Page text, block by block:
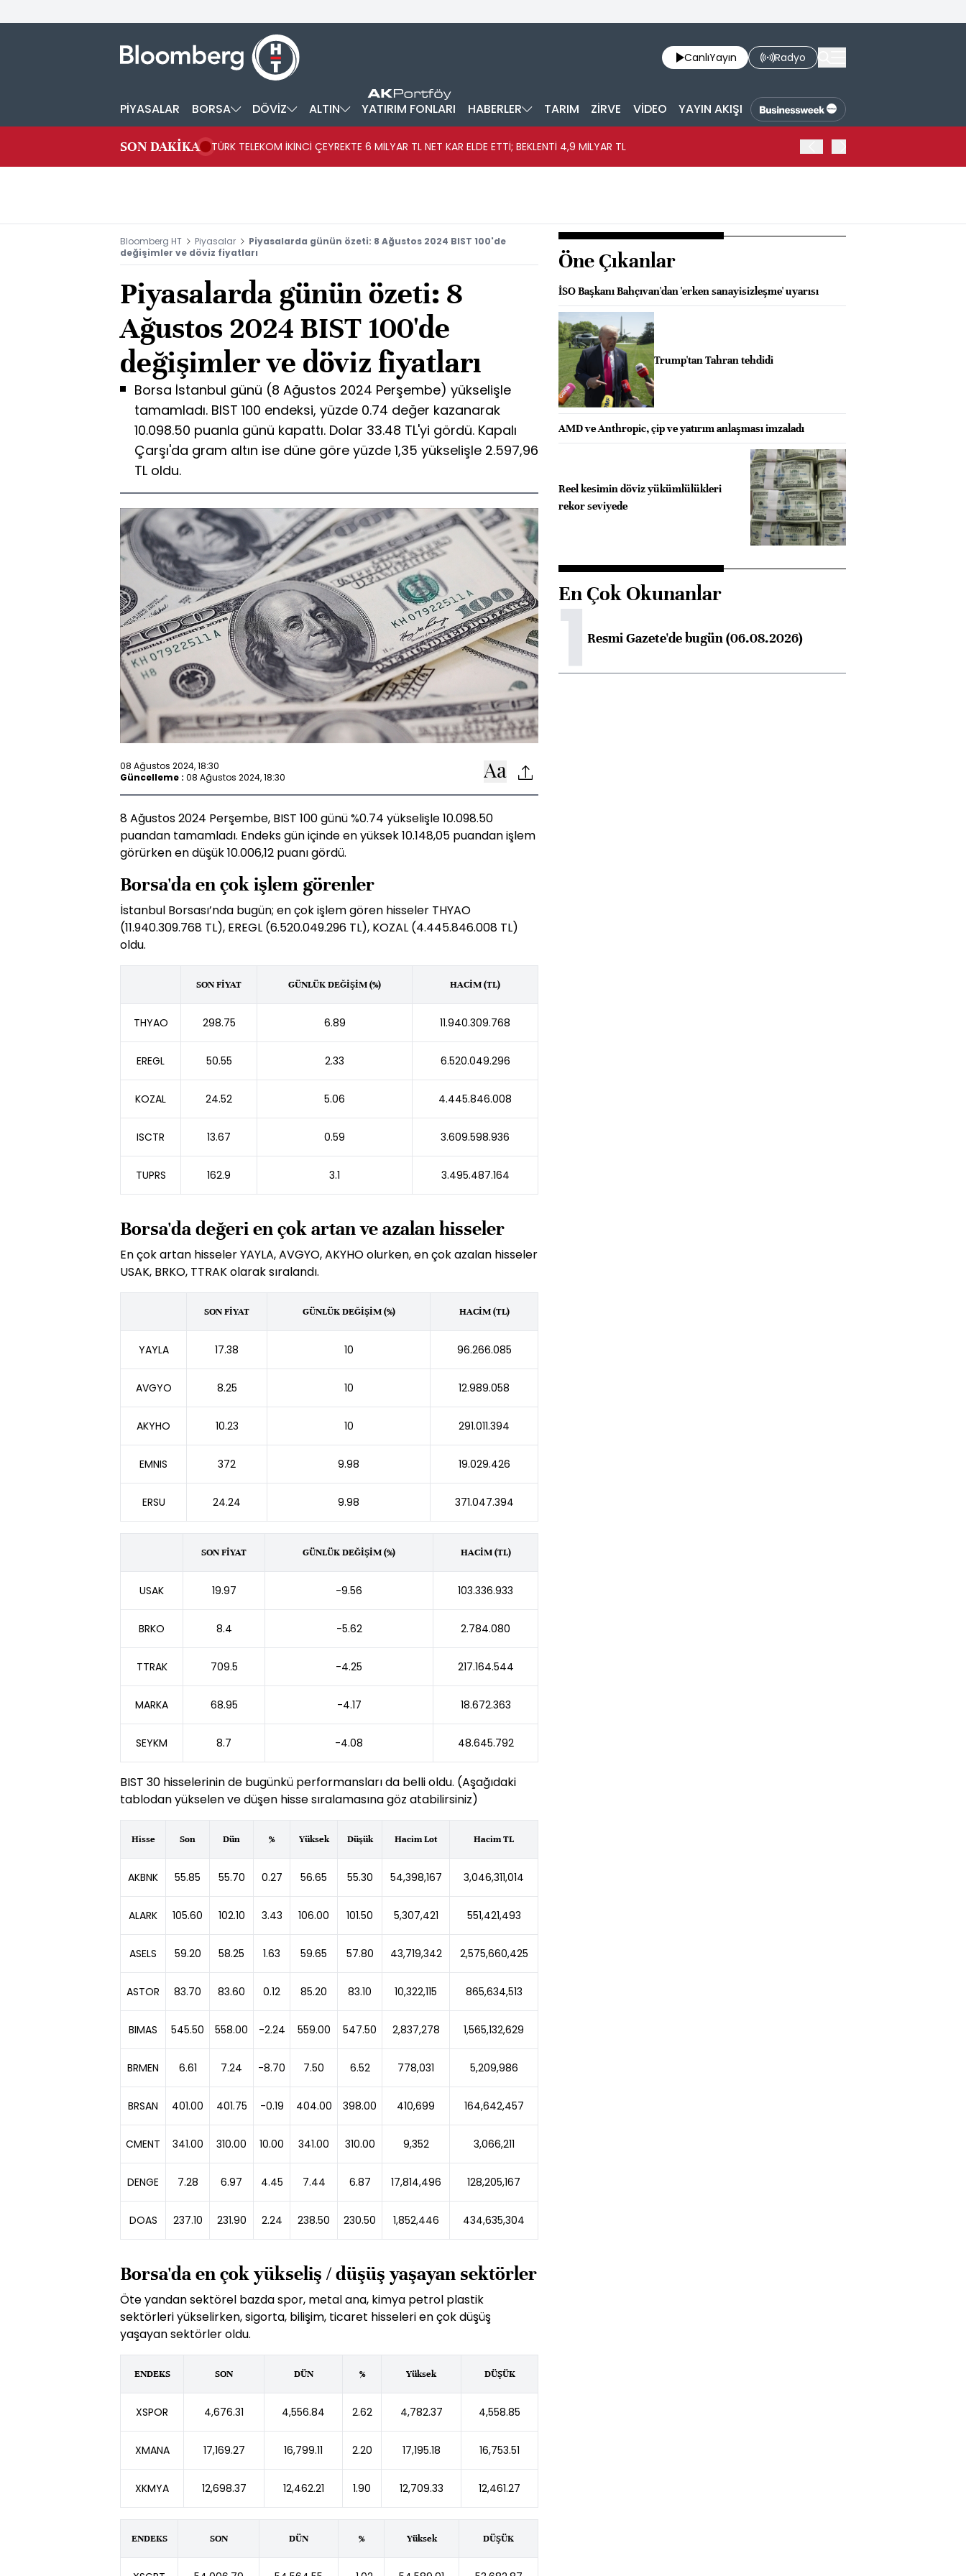
CanlıYayın Radyo
PİYASALAR BORSA DÖVİZ ALTIN YATIRIM FONLARI HABERLER TARIM ZİRVE VİDEO YAYIN AKIŞI
SON DAKİKA TÜRK TELEKOM İKİNCİ ÇEYREKTE 6 MİLYAR TL NET KAR ELDE ETTİ; BEKLENTİ 4,9 MİLYAR TL
Bloomberg HT Piyasalar
Piyasalarda günün özeti: 8 Ağustos 2024 BIST 100'de
değişimler ve döviz fiyatları
Piyasalarda günün özeti: 8
Ağustos 2024 BIST 100'de
değişimler ve döviz fiyatları
Borsa İstanbul günü (8 Ağustos 2024 Perşembe) yükselişle
tamamladı. BIST 100 endeksi, yüzde 0.74 değer kazanarak
10.098.50 puanla günü kapattı. Dolar 33.48 TL'yi gördü. Kapalı
Çarşı'da gram altın ise düne göre yüzde 1,35 yükselişle 2.597,96
TL oldu.
08 Ağustos 2024, 18:30
Güncelleme : 08 Ağustos 2024, 18:30
8 Ağustos 2024 Perşembe, BIST 100 günü %0.74 yükselişle 10.098.50
puandan tamamladı. Endeks gün içinde en yüksek 10.148,05 puandan işlem
görürken en düşük 10.006,12 puanı gördü.
Borsa'da en çok işlem görenler
İstanbul Borsası’nda bugün; en çok işlem gören hisseler THYAO
(11.940.309.768 TL), EREGL (6.520.049.296 TL), KOZAL (4.445.846.008 TL)
oldu.
SON FİYAT GÜNLÜK DEĞİŞİM (%) HACİM (TL)
THYAO 298.75 6.89 11.940.309.768
EREGL 50.55 2.33 6.520.049.296
KOZAL 24.52 5.06 4.445.846.008
ISCTR 13.67 0.59 3.609.598.936
TUPRS 162.9 3.1 3.495.487.164
Borsa'da değeri en çok artan ve azalan hisseler
En çok artan hisseler YAYLA, AVGYO, AKYHO olurken, en çok azalan hisseler
USAK, BRKO, TTRAK olarak sıralandı.
SON FİYAT GÜNLÜK DEĞİŞİM (%) HACİM (TL)
YAYLA 17.38 10 96.266.085
AVGYO 8.25 10 12.989.058
AKYHO 10.23 10 291.011.394
EMNIS 372 9.98 19.029.426
ERSU 24.24 9.98 371.047.394
SON FİYAT GÜNLÜK DEĞİŞİM (%) HACİM (TL)
USAK 19.97 -9.56 103.336.933
BRKO 8.4 -5.62 2.784.080
TTRAK 709.5 -4.25 217.164.544
MARKA 68.95 -4.17 18.672.363
SEYKM 8.7 -4.08 48.645.792
BIST 30 hisselerinin de bugünkü performansları da belli oldu. (Aşağıdaki
tablodan yükselen ve düşen hisse sıralamasına göz atabilirsiniz)
Hisse Son Dün % Yüksek Düşük Hacim Lot Hacim TL
AKBNK 55.85 55.70 0.27 56.65 55.30 54,398,167 3,046,311,014
ALARK 105.60 102.10 3.43 106.00 101.50 5,307,421 551,421,493
ASELS 59.20 58.25 1.63 59.65 57.80 43,719,342 2,575,660,425
ASTOR 83.70 83.60 0.12 85.20 83.10 10,322,115 865,634,513
BIMAS 545.50 558.00 -2.24 559.00 547.50 2,837,278 1,565,132,629
BRMEN 6.61 7.24 -8.70 7.50 6.52 778,031 5,209,986
BRSAN 401.00 401.75 -0.19 404.00 398.00 410,699 164,642,457
CMENT 341.00 310.00 10.00 341.00 310.00 9,352 3,066,211
DENGE 7.28 6.97 4.45 7.44 6.87 17,814,496 128,205,167
DOAS 237.10 231.90 2.24 238.50 230.50 1,852,446 434,635,304
Borsa'da en çok yükseliş / düşüş yaşayan sektörler
Öte yandan sektörel bazda spor, metal ana, kimya petrol plastik
sektörleri yükselirken, sigorta, bilişim, ticaret hisseleri en çok düşüş
yaşayan sektörler oldu.
ENDEKS SON DÜN % Yüksek DÜŞÜK
XSPOR 4,676.31 4,556.84 2.62 4,782.37 4,558.85
XMANA 17,169.27 16,799.11 2.20 17,195.18 16,753.51
XKMYA 12,698.37 12,462.21 1.90 12,709.33 12,461.27
ENDEKS SON DÜN % Yüksek DÜŞÜK
Öne Çıkanlar
İSO Başkanı Bahçıvan'dan 'erken sanayisizleşme' uyarısı
Trump'tan Tahran tehdidi
AMD ve Anthropic, çip ve yatırım anlaşması imzaladı
Reel kesimin döviz yükümlülükleri
rekor seviyede
En Çok Okunanlar
1Resmi Gazete'de bugün (06.08.2026)